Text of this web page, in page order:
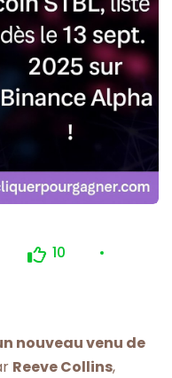
10
nouveau venu de
Reeve Collins,